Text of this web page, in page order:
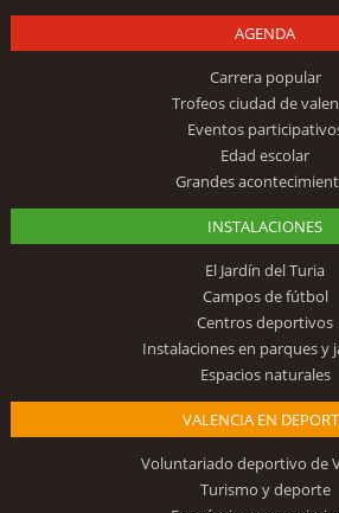
AGENDA
Carrera popular
Trofeos ciudad de
Eventos
Edad escolar
Grandes
INSTALACIONES
El Jardín del Turia
Campos de fútbol
Centros deportivos
Instalaciones en parques y
Espacios naturales
VALENCIA EN
Voluntariado deportivo de
Turismo y deporte